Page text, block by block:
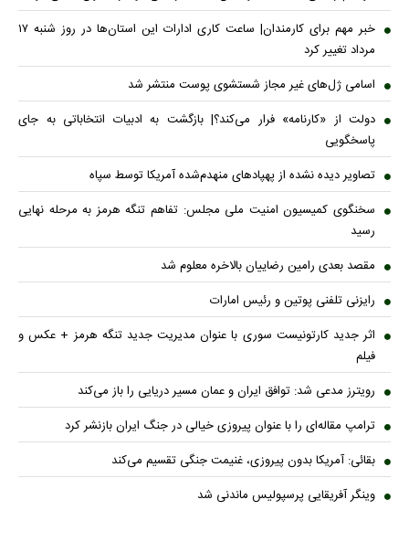
خبر مهم برای کارمندان| ساعت کاری ادارات این استان‌ها در روز شنبه ۱۷
مرداد تغییر کرد
اسامی ژل‌های غیر مجاز شستشوی پوست منتشر شد
دولت از «کارنامه» فرار می‌کند؟| بازگشت به ادبیات انتخاباتی به جای
پاسخگویی
تصاویر دیده نشده از پهپادهای منهدم‌شده آمریکا توسط سپاه
سخنگوی کمیسیون امنیت ملی مجلس: تفاهم تنگه هرمز به مرحله نهایی
رسید
مقصد بعدی رامین رضاییان بالاخره معلوم شد
رایزنی تلفنی پوتین و رئیس امارات
اثر جدید کارتونیست سوری با عنوان مدیریت جدید تنگه هرمز + عکس و
فیلم
رویترز مدعی شد: توافق ایران و عمان مسیر دریایی را باز می‌کند
ترامپ مقاله‌ای را با عنوان پیروزی خیالی در جنگ ایران بازنشر کرد
بقائی: آمریکا بدون پیروزی، غنیمت جنگی تقسیم می‌کند
وینگر آفریقایی پرسپولیس ماندنی شد